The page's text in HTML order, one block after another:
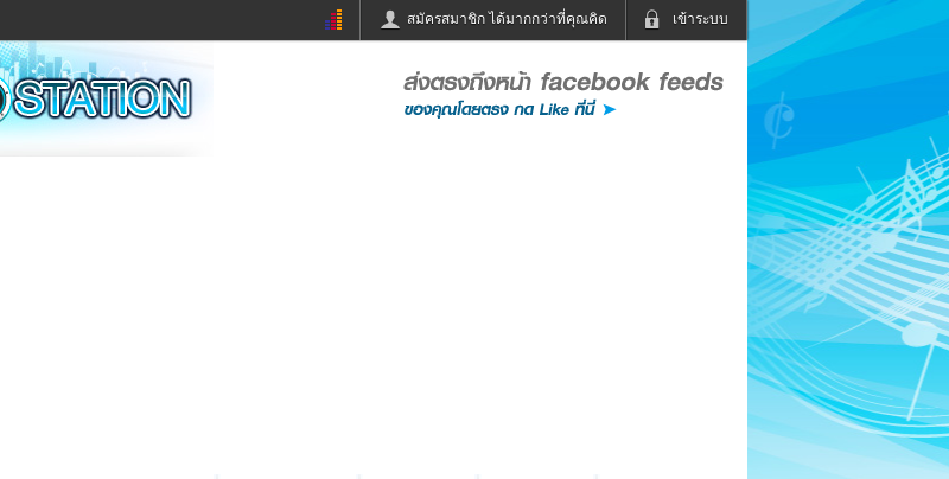
เข้าระบบ
สมัครสมาชิก ได้มากกว่าที่คุณคิด
ข่าวสั้น
หนังใหม่
ฟังวิทยุออนไลน์
หมากรุกไทย
Email